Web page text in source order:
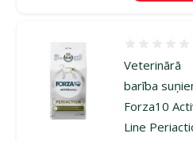
Veterinārā
barība
Forza10
Line